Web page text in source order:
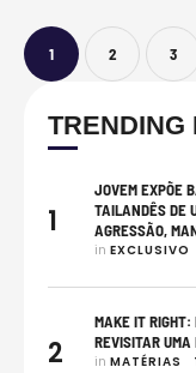
responsáveis por definir
1 2 3
TRENDING
1
JOVEM EXPÕE
TAILANDÊS DE
AGRESSÃO,
in EXCLUSIVO
2
MAKE IT RIGHT:
REVISITAR
in MATÉRIAS